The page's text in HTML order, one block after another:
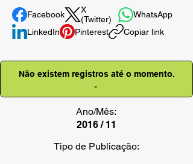
Facebook
X
(Twitter)
WhatsApp
LinkedIn
Pinterest Copiar link
Não existem registros até o momento.
-
Ano/Mês:
2016 / 11
Tipo de Publicação: